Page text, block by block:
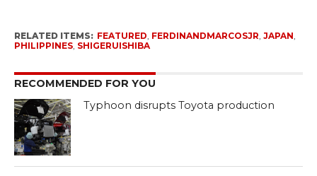
RELATED ITEMS: FEATURED FERDINANDMARCOSJR JAPAN
PHILIPPINES, SHIGERUISHIBA
RECOMMENDED FOR YOU
Typhoon disrupts Toyota production